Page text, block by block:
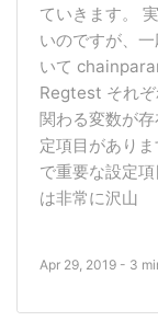
ていきます。
いのですが、
いて
Regtest それ
関わる変数が
定項目があり
で重要な設定
は非常に沢山
Apr 29, 2019 - 3